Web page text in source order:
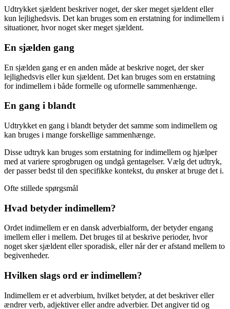
Udtrykket sjældent beskriver noget, der sker meget sjældent eller
kun lejlighedsvis. Det kan bruges som en erstatning for indimellem i
situationer, hvor noget sker meget sjældent.
En sjælden gang
En sjælden gang er en anden måde at beskrive noget, der sker
lejlighedsvis eller kun sjældent. Det kan bruges som en erstatning
for indimellem i både formelle og uformelle sammenhænge.
En gang i blandt
Udtrykket en gang i blandt betyder det samme som indimellem og
kan bruges i mange forskellige sammenhænge.
Disse udtryk kan bruges som erstatning for indimellem og hjælper
med at variere sprogbrugen og undgå gentagelser. Vælg det udtryk,
der passer bedst til den specifikke kontekst, du ønsker at bruge det i.
Ofte stillede spørgsmål
Hvad betyder indimellem?
Ordet indimellem er en dansk adverbialform, der betyder engang
imellem eller i mellem. Det bruges til at beskrive perioder, hvor
noget sker sjældent eller sporadisk, eller når der er afstand mellem to
begivenheder.
Hvilken slags ord er indimellem?
Indimellem er et adverbium, hvilket betyder, at det beskriver eller
ændrer verb, adjektiver eller andre adverbier. Det angiver tid og